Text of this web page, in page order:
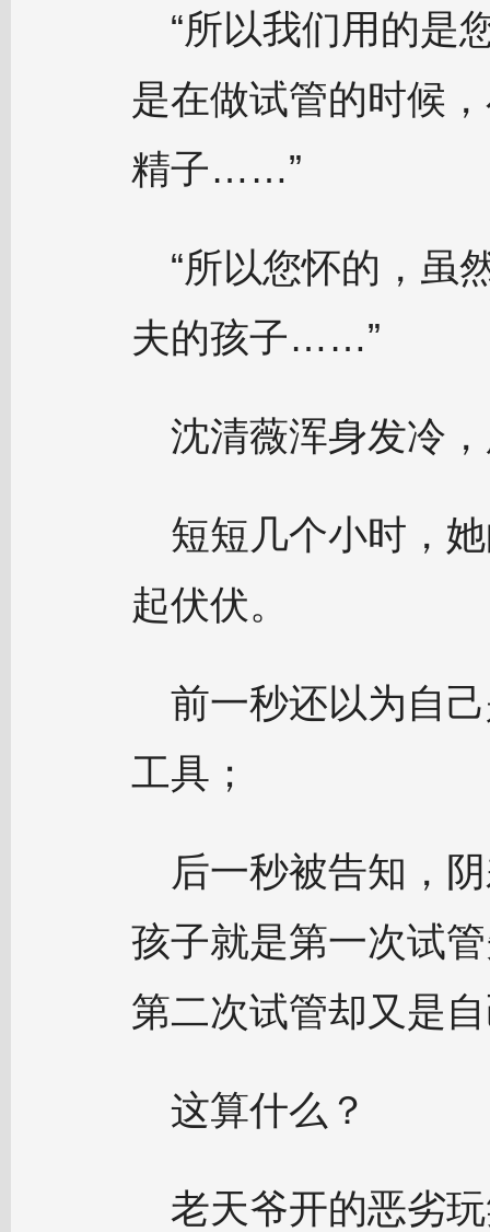
“所以我们用的是
是在做试管的时候
精子……”
“所以您怀的，虽
夫的孩子……”
沈清薇浑身发冷
短短几个小时，
起伏伏。
前一秒还以为自
工具；
后一秒被告知，
孩子就是第一次试
第二次试管却又是
这算什么？
老天爷开的恶劣